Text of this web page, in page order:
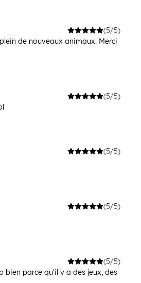
(5/5)
plein de nouveaux animaux. Merci
(5/5)
(5/5)
(5/5)
(5/5)
bien parce qu'il y a des jeux, des